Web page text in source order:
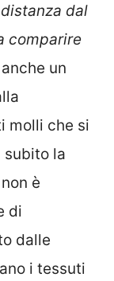
dal
comparire
un
molli che si
subito la
è
di
dalle
i tessuti